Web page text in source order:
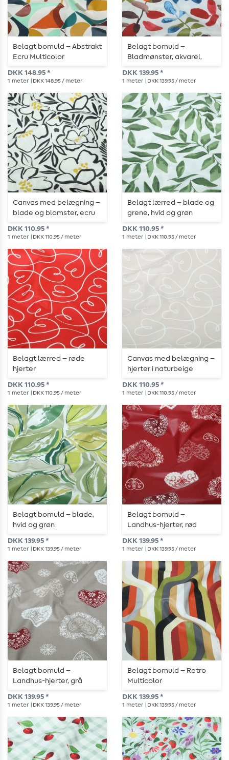
Belagt bomuld – Abstrakt
Ecru Multicolor
DKK 148.95 *
1 meter | DKK 148.95 / meter
Belagt bomuld –
Bladmønster, akvarel,
ecru, flerfarvet
DKK 139.95 *
1 meter | DKK 139.95 / meter
Canvas med belægning –
blade og blomster, ecru
og sort
DKK 110.95 *
1 meter | DKK 110.95 / meter
Belagt lærred – blade og
grene, hvid og grøn
DKK 110.95 *
1 meter | DKK 110.95 / meter
Belagt lærred – røde
hjerter
DKK 110.95 *
1 meter | DKK 110.95 / meter
Canvas med belægning –
hjerter i naturbeige
DKK 110.95 *
1 meter | DKK 110.95 / meter
Belagt bomuld – blade,
hvid og grøn
DKK 139.95 *
1 meter | DKK 139.95 / meter
Belagt bomuld –
Landhus-hjerter, rød
DKK 139.95 *
1 meter | DKK 139.95 / meter
Belagt bomuld –
Landhus-hjerter, grå
DKK 139.95 *
1 meter | DKK 139.95 / meter
Belagt bomuld – Retro
Multicolor
DKK 139.95 *
1 meter | DKK 139.95 / meter